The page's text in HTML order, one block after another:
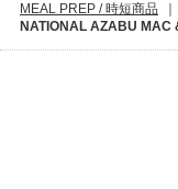
MEAL PREP / 時短商品
NATIONAL AZABU MAC